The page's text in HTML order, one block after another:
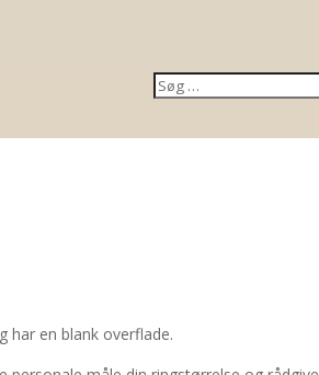
har en blank overflade.